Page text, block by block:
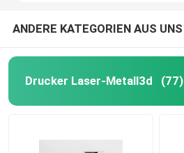
ANDERE KATEGORIEN AUS UNS
Drucker Laser-Metall3d (77)